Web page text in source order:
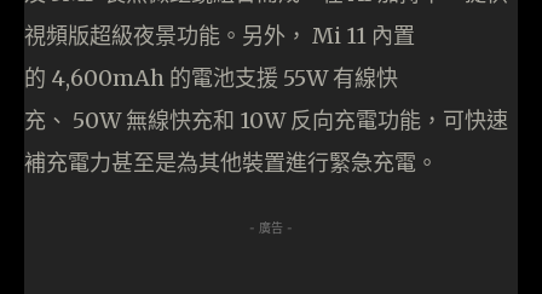
視頻版超級夜景功能。另外， Mi 11 內置
的 4,600mAh 的電池支援 55W 有線快
充、 50W 無線快充和 10W 反向充電功能，可快速
補充電力甚至是為其他裝置進行緊急充電。
- 廣告 -